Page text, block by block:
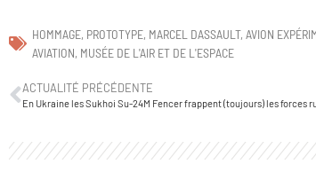
HOMMAGE, PROTOTYPE, MARCEL DASSAULT, AVION
AVIATION, MUSÉE DE L'AIR ET DE L'ESPACE
ACTUALITÉ PRÉCÉDENTE
En Ukraine les Sukhoi Su-24M Fencer frappent (toujours) les forces